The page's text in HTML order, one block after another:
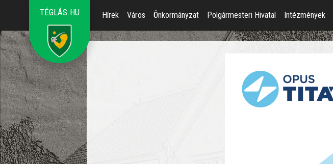
TÉGLÁS.HU Hírek Város Önkormányzat Polgármesteri Hivatal Intézmények